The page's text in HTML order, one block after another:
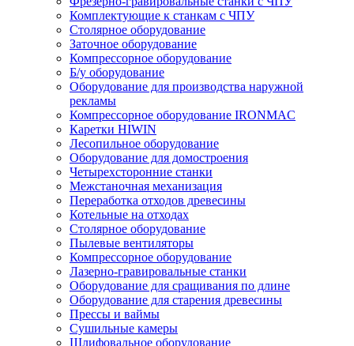
Комплектующие к станкам с ЧПУ
Столярное оборудование
Заточное оборудование
Компрессорное оборудование
Б/у оборудование
Оборудование для производства наружной
рекламы
Компрессорное оборудование IRONMAC
Каретки HIWIN
Лесопильное оборудование
Оборудование для домостроения
Четырехсторонние станки
Межстаночная механизация
Переработка отходов древесины
Котельные на отходах
Столярное оборудование
Пылевые вентиляторы
Компрессорное оборудование
Лазерно-гравировальные станки
Оборудование для сращивания по длине
Оборудование для старения древесины
Прессы и ваймы
Сушильные камеры
Шлифовальное оборудование